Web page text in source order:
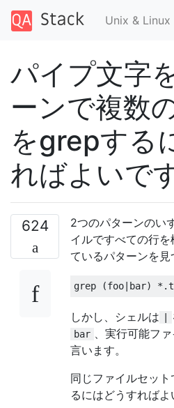
Unix & Linux
パイプ文字
ーンで複数
をgrepする
ればよいで
624
2つのパターンのい
イルですべての行
ているパターンを
grep (foo| bar) *.
しかし、シェルは |
bar
、実行可能フ
言います。
同じファイルセッ
るにはどうすればよ